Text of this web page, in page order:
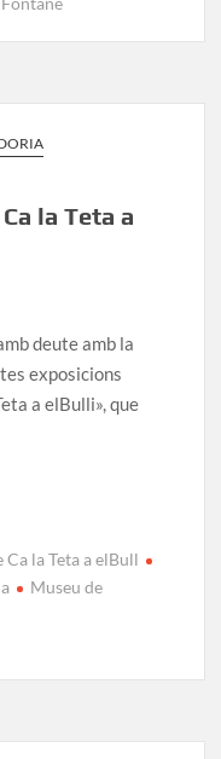
la Teta a
deute amb la
exposicions
a elBulli», que
Ca la Teta a elBull
Museu de